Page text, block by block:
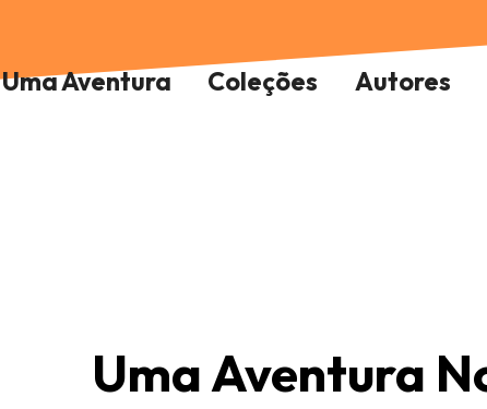
Uma Aventura Coleções Autores
Uma Aventura